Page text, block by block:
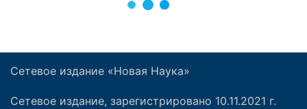
Сетевое издание «Новая Наука»
Сетевое издание, зарегистрировано 10.11.2021 г.